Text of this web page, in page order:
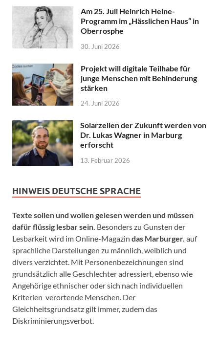
Am 25. Juli Heinrich Heine-
Programm im „Hässlichen Haus“ in
Oberrosphe
30. Juni 2026
Projekt will digitale Teilhabe für
junge Menschen mit Behinderung
stärken
24. Juni 2026
Solarzellen der Zukunft werden von
Dr. Lukas Wagner in Marburg
erforscht
13. Februar 2026
HINWEIS DEUTSCHE SPRACHE
Texte sollen und wollen gelesen werden und müssen
dafür flüssig lesbar sein. Besonders zu Gunsten der
Lesbarkeit wird im Online-Magazin das Marburger. auf
sprachliche Darstellungen zu männlich, weiblich und
divers verzichtet. Mit Personenbezeichnungen sind
grundsätzlich alle Geschlechter adressiert, ebenso wie
Angehörige ethnischer oder sich nach individuellen
Kriterien verortende Menschen. Der
Gleichheitsgrundsatz gilt immer, zudem das
Diskriminierungsverbot.